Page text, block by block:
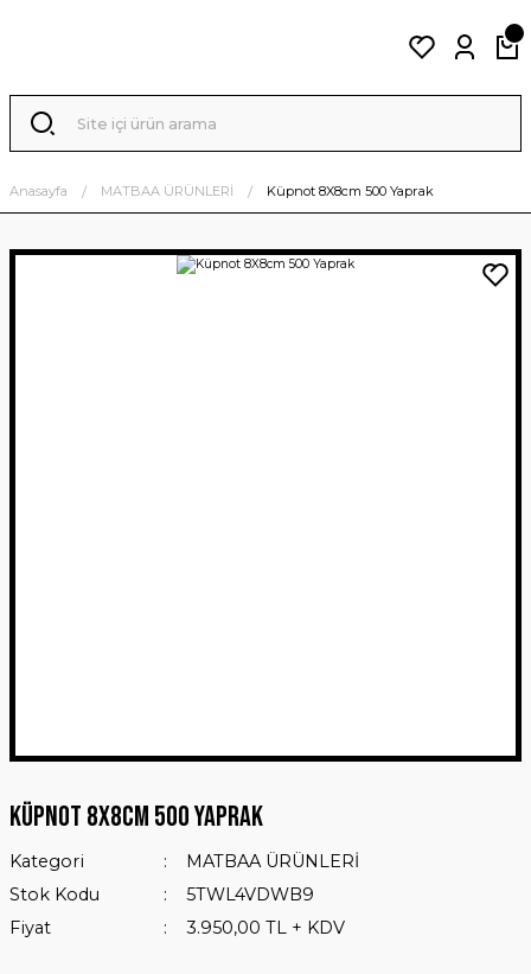
Anasayfa MATBAA ÜRÜNLERİ Küpnot 8X8cm 500 Yaprak
Küpnot 8X8cm 500 Yaprak
Kategori
MATBAA ÜRÜNLERİ
Stok Kodu
5TWL4VDWB9
Fiyat
3.950,00 TL + KDV